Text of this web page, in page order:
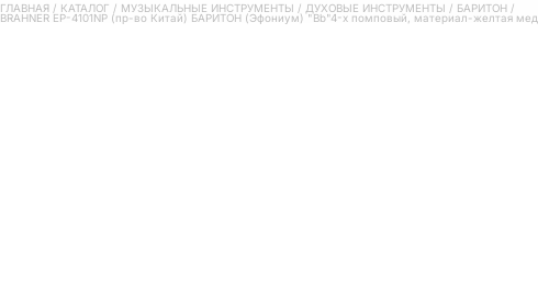
ГЛАВНАЯ / КАТАЛОГ / МУЗЫКАЛЬНЫЕ ИНСТРУМЕНТЫ / ДУХОВЫЕ ИНСТРУМЕНТЫ / БАРИТОН /
BRAHNER EP-4101NP (пр-во Китай) БАРИТОН (Эфониум) "Bb"4-х помповый, материал-желтая мед